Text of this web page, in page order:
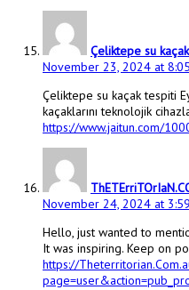
Çeliktepe su
November 23, 2024 at
Çeliktepe su kaçak tespiti
kaçaklarını teknolojik
https://www.jaitun.com/
November 24, 2024 at
Hello, just wanted to
It was inspiring. Keep on
https://